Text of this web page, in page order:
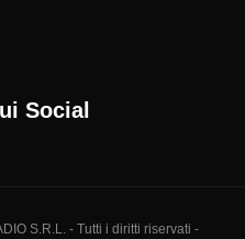
Social
S.R.L. - Tutti i diritti riservati -